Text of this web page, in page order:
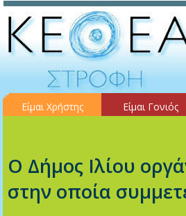
Είμαι Χρήστης Είμαι Γονιός
Ο Δήμος Ιλίου
στην οποία